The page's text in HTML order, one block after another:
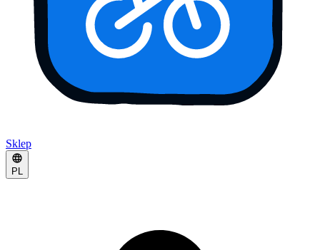
Sklep
PL